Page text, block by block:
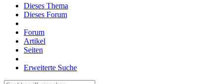
Dieses Thema
Dieses Forum
Forum
Artikel
Seiten
Erweiterte Suche